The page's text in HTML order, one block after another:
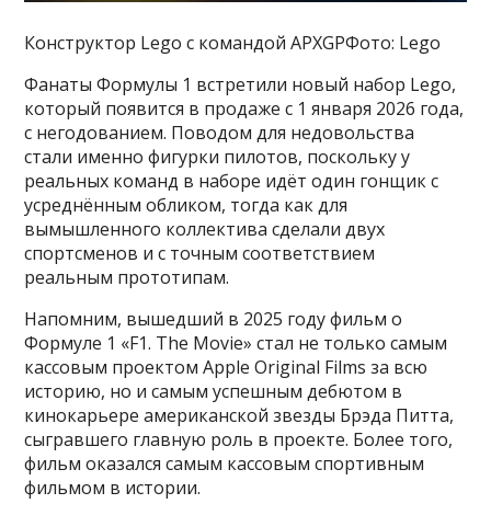
Конструктор Lego с командой APXGPФото: Lego
Фанаты Формулы 1 встретили новый набор Lego,
который появится в продаже с 1 января 2026 года,
с негодованием. Поводом для недовольства
стали именно фигурки пилотов, поскольку у
реальных команд в наборе идёт один гонщик с
усреднённым обликом, тогда как для
вымышленного коллектива сделали двух
спортсменов и с точным соответствием
реальным прототипам.
Напомним, вышедший в 2025 году фильм о
Формуле 1 «F1. The Movie» стал не только самым
кассовым проектом Apple Original Films за всю
историю, но и самым успешным дебютом в
кинокарьере американской звезды Брэда Питта,
сыгравшего главную роль в проекте. Более того,
фильм оказался самым кассовым спортивным
фильмом в истории.